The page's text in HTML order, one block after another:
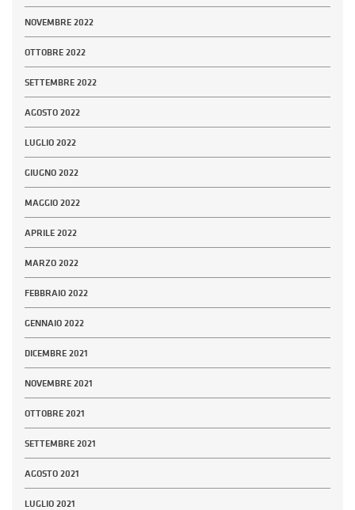
NOVEMBRE 2022
OTTOBRE 2022
SETTEMBRE 2022
AGOSTO 2022
LUGLIO 2022
GIUGNO 2022
MAGGIO 2022
APRILE 2022
MARZO 2022
FEBBRAIO 2022
GENNAIO 2022
DICEMBRE 2021
NOVEMBRE 2021
OTTOBRE 2021
SETTEMBRE 2021
AGOSTO 2021
LUGLIO 2021